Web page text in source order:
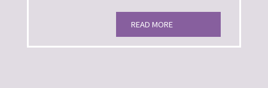
READ MORE